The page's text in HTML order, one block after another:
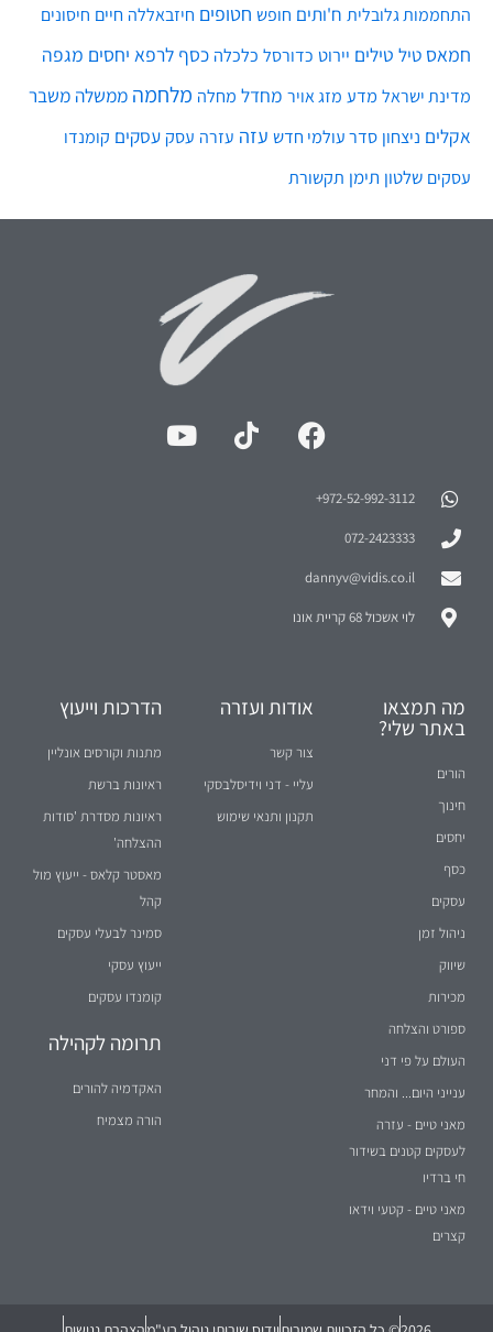
התחממות גלובלית ח'ותים חופש חטופים חיזבאללה חיים חיסונים
חמאס טיל טילים יירוט כדורסל כלכלה כסף לרפא יחסים מגפה
מדינת ישראל מדע מזג אויר מחדל מחלה מלחמה ממשלה משבר
אקלים ניצחון סדר עולמי חדש עזה עזרה עסק עסקים קומנדו
עסקים שלטון תימן תקשורת
972-52-992-3112⁩+
072-2423333
dannyv@vidis.co.il
לוי אשכול 68 קריית אונו
מה תמצאו
באתר שלי?
הורים
חינוך
יחסים
כסף
עסקים
ניהול זמן
שיווק
מכירות
ספורט והצלחה
העולם על פי דני
ענייני היום... והמחר
מאני טיים - עזרה
לעסקים קטנים בשידור
חי ברדיו
מאני טיים - קטעי וידאו
קצרים
אודות ועזרה
צור קשר
עליי - דני וידיסלבסקי
תקנון ותנאי שימוש
הדרכות וייעוץ
מתנות וקורסים אונליין
ראיונות ברשת
ראיונות מסדרת 'סודות
ההצלחה'
מאסטר קלאס - ייעוץ מול
קהל
סמינר לבעלי עסקים
ייעוץ עסקי
קומנדו עסקים
תרומה לקהילה
האקדמיה להורים
הורה מצמיח